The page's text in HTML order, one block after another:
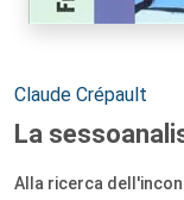
Autori:
Claude Crépault
La
Alla ricerca